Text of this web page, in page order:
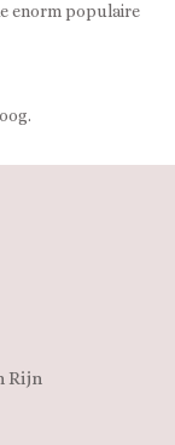
enorm populaire
Rijn